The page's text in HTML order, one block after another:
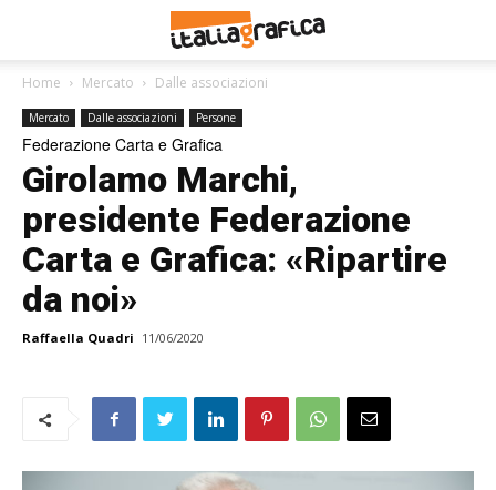
Home Mercato Dalle associazioni
Mercato Dalle associazioni Persone
Federazione Carta e Grafica
Girolamo Marchi,
presidente Federazione
Carta e Grafica: «Ripartire
da noi»
Raffaella Quadri 11/06/2020